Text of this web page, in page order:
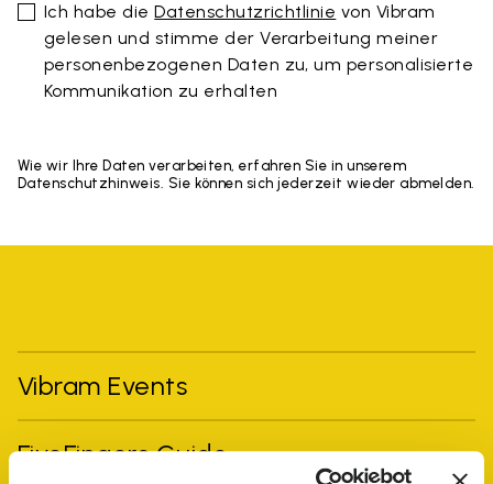
Ich habe dieDatenschutzrichtlinie von Vibram
gelesen und stimme der Verarbeitung meiner
personenbezogenen Daten zu, um personalisierte
Kommunikation zu erhalten
Wie wir Ihre Daten verarbeiten, erfahren Sie in unserem
Datenschutzhinweis. Sie können sich jederzeit wieder abmelden.
Vibram Events
FiveFingers Guide